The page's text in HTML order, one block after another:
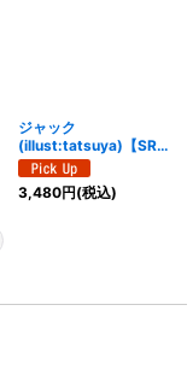
ジャック
(illust:tatsuya)【SR】
{OP08-084}
3,480円(税込)